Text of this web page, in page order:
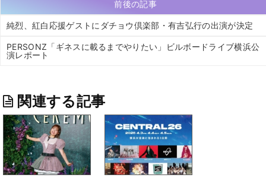
前後の記事
純烈、紅白応援ゲストにダチョウ倶楽部・有吉弘行の出演が決定
PERSONZ「ギネスに載るまでやりたい」ビルボードライブ横浜公
演レポート
関連する記事